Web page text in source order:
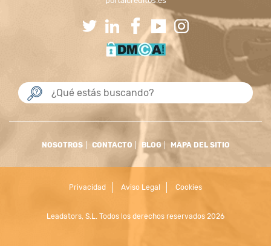
NOSOTROS CONTACTO BLOG MAPA DEL SITIO
Privacidad Aviso Legal Cookies
Leadators, S.L. Todos los derechos reservados 2026